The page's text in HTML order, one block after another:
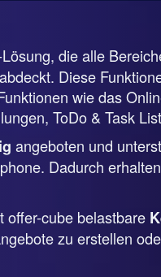
die alle
Diese
wie das
ToDo & Task
angeboten und
Dadurch
offer-cube belastbare
zu erstellen